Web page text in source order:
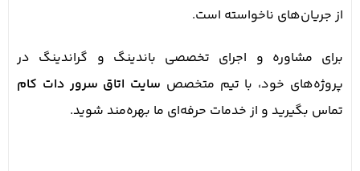
از جریان‌های ناخواسته است.
برای مشاوره و اجرای تخصصی باندینگ و گراندینگ در
پروژه‌های خود، با تیم متخصص سایت اتاق سرور دات کام
تماس بگیرید و از خدمات حرفه‌ای ما بهره‌مند شوید.